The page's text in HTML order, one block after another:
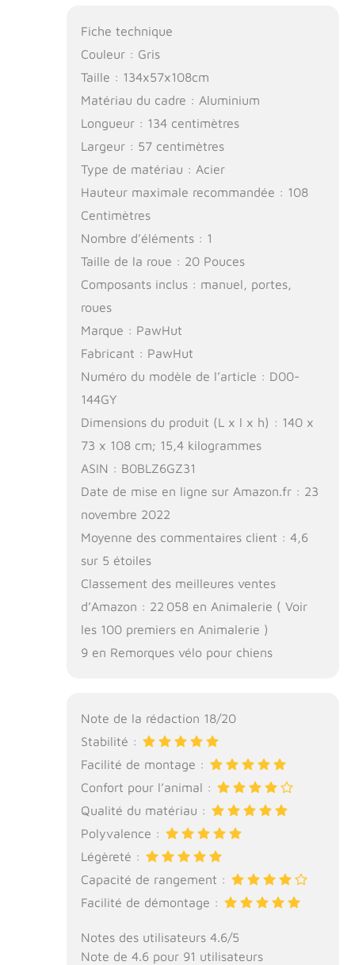
Fiche technique
Couleur : Gris
Taille : 134x57x108cm
Matériau du cadre : Aluminium
Longueur : 134 centimètres
Largeur : 57 centimètres
Type de matériau : Acier
Hauteur maximale recommandée : 108
Centimètres
Nombre d’éléments : 1
Taille de la roue : 20 Pouces
Composants inclus : manuel, portes,
roues
Marque : PawHut
Fabricant : PawHut
Numéro du modèle de l’article : D00-
144GY
Dimensions du produit (L x l x h) : 140 x
73 x 108 cm; 15,4 kilogrammes
ASIN : B0BLZ6GZ31
Date de mise en ligne sur Amazon.fr : 23
novembre 2022
Moyenne des commentaires client : 4,6
sur 5 étoiles
Classement des meilleures ventes
d’Amazon : 22 058 en Animalerie ( Voir
les 100 premiers en Animalerie )
9 en Remorques vélo pour chiens
Note de la rédaction 18/20
Stabilité :
Facilité de montage :
Confort pour l’animal :
Qualité du matériau :
Polyvalence :
Légèreté :
Capacité de rangement :
Facilité de démontage :
Notes des utilisateurs 4.6/5
Note de 4.6 pour 91 utilisateurs